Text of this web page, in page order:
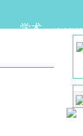
学术ACADEMIC